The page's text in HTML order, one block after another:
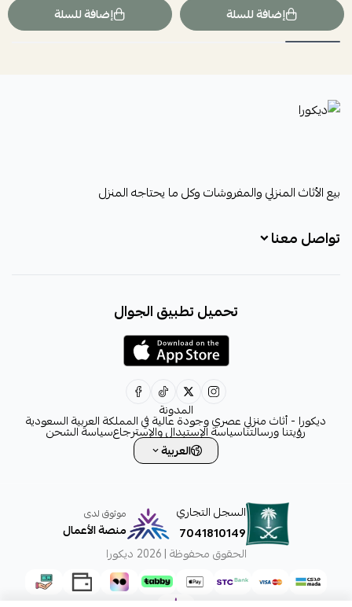
إضافة للسلة إضافة للسلة
ديكورا
بيع الأثاث المنزلي والمفروشات وكل ما يحتاجه المنزل
تواصل معنا
decora6586@gmail.com
تحميل تطبيق الجوال
المدونة
ديكورا - أثاث منزلي عصري وجودة عالية في المملكة العربية السعودية
رؤيتنا ورسالتناسياسة الإستبدال والإسترجاعسياسة الشحن
العربية
السجل التجاري
7041810149
موثوق لدى
منصة الأعمال
الحقوق محفوظة | 2026
ديكورا